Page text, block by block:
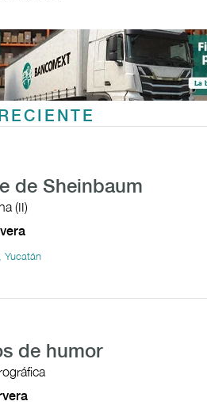
de Sheinbaum
(II)
Yucatán
de humor